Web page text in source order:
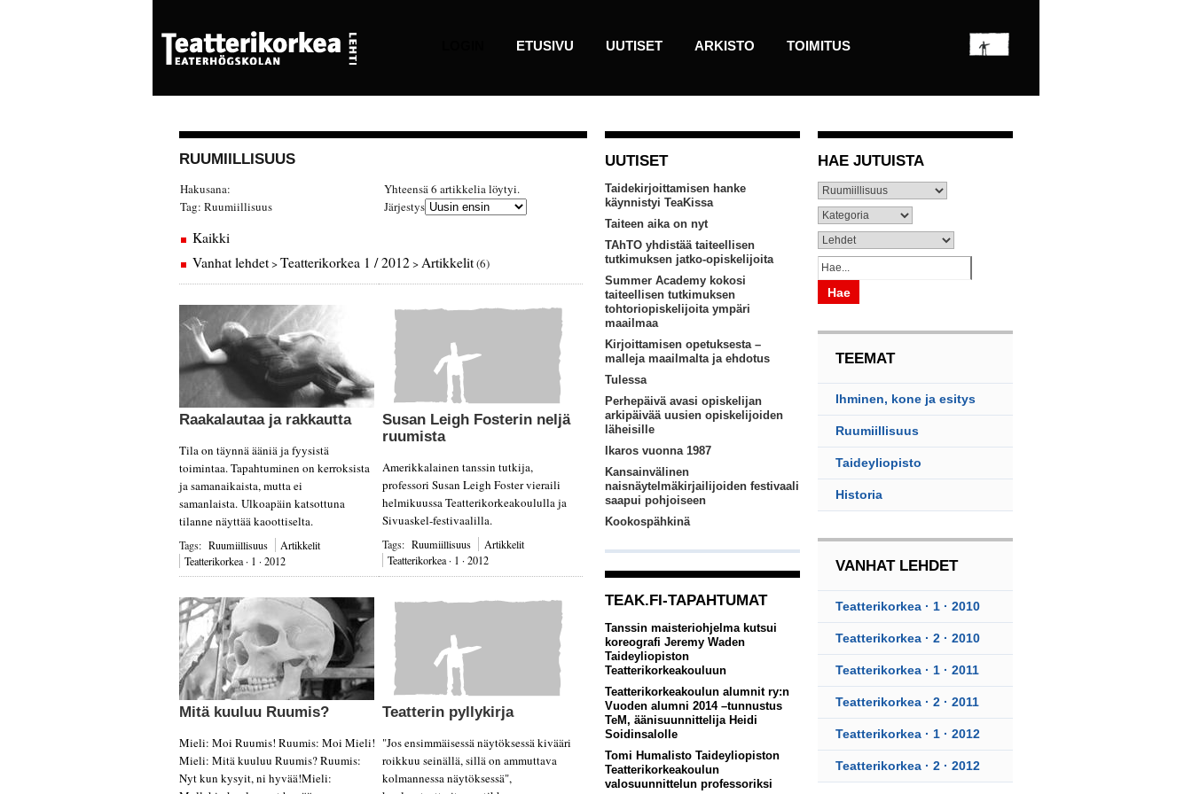
ETUSIVU UUTISET ARKISTO TOIMITUS
RUUMIILLISUUS
Hakusana:
Yhteensä 6 artikkelia löytyi.
Tag: Ruumiillisuus Järjestys
Kaikki
Vanhat lehdet>Teatterikorkea 1 / 2012>Artikkelit(6)
Raakalautaaja rakkautta
Tila on täynnä ääniä ja fyysistä
toimintaa. Tapahtuminen on kerroksista
ja samanaikaista, mutta ei
samanlaista. Ulkoapäin katsottuna
tilanne näyttää kaoottiselta.
Tags: Ruumiillisuus
Artikkelit
Teatterikorkea · 1 · 2012
Susan Leigh Fosterin neljä
ruumista
Amerikkalainen tanssin tutkija,
professori Susan Leigh Foster vieraili
helmikuussa Teatterikorkeakoululla ja
Sivuaskel-festivaalilla.
Tags: Ruumiillisuus
Artikkelit
Teatterikorkea · 1 · 2012
Mitäkuuluu Ruumis?
Mieli: Moi Ruumis! Ruumis: Moi Mieli!
Mieli: Mitä kuuluu Ruumis? Ruumis:
Nyt kun kysyit, ni hyvää!Mieli:
Teatterin pyllykirja
"Jos ensimmäisessä näytöksessä kivääri
roikkuu seinällä, sillä on ammuttava
kolmannessa näytöksessä",
UUTISET
Taidekirjoittamisen hanke
käynnistyi TeaKissa
Taiteen aika on nyt
TAhTO yhdistää taiteellisen
tutkimuksen jatko-opiskelijoita
Summer Academy kokosi
taiteellisen tutkimuksen
tohtoriopiskelijoita ympäri
maailmaa
Kirjoittamisen opetuksesta –
malleja maailmalta ja ehdotus
Tulessa
Perhepäivä avasi opiskelijan
arkipäivää uusien opiskelijoiden
läheisille
Ikaros vuonna 1987
Kansainvälinen
naisnäytelmäkirjailijoiden festivaali
saapui pohjoiseen
Kookospähkinä
TEAK.FI-TAPAHTUMAT
Tanssin maisteriohjelma kutsui
koreografi Jeremy Waden
Taideyliopiston
Teatterikorkeakouluun
Teatterikorkeakoulun alumnit ry:n
Vuoden alumni 2014 –tunnustus
TeM, äänisuunnittelija Heidi
Soidinsalolle
Tomi Humalisto Taideyliopiston
Teatterikorkeakoulun
valosuunnittelun professoriksi
HAE JUTUISTA
TEEMAT
Ihminen, kone ja esitys
Ruumiillisuus
Taideyliopisto
Historia
VANHATLEHDET
Teatterikorkea · 1 · 2010
Teatterikorkea · 2 · 2010
Teatterikorkea · 1 · 2011
Teatterikorkea · 2 · 2011
Teatterikorkea · 1 · 2012
Teatterikorkea · 2 · 2012